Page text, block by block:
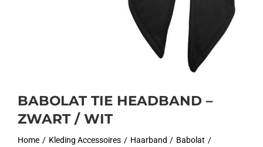
BABOLAT TIE HEADBAND –
ZWART / WIT
Home Kleding Accessoires Haarband
Babolat